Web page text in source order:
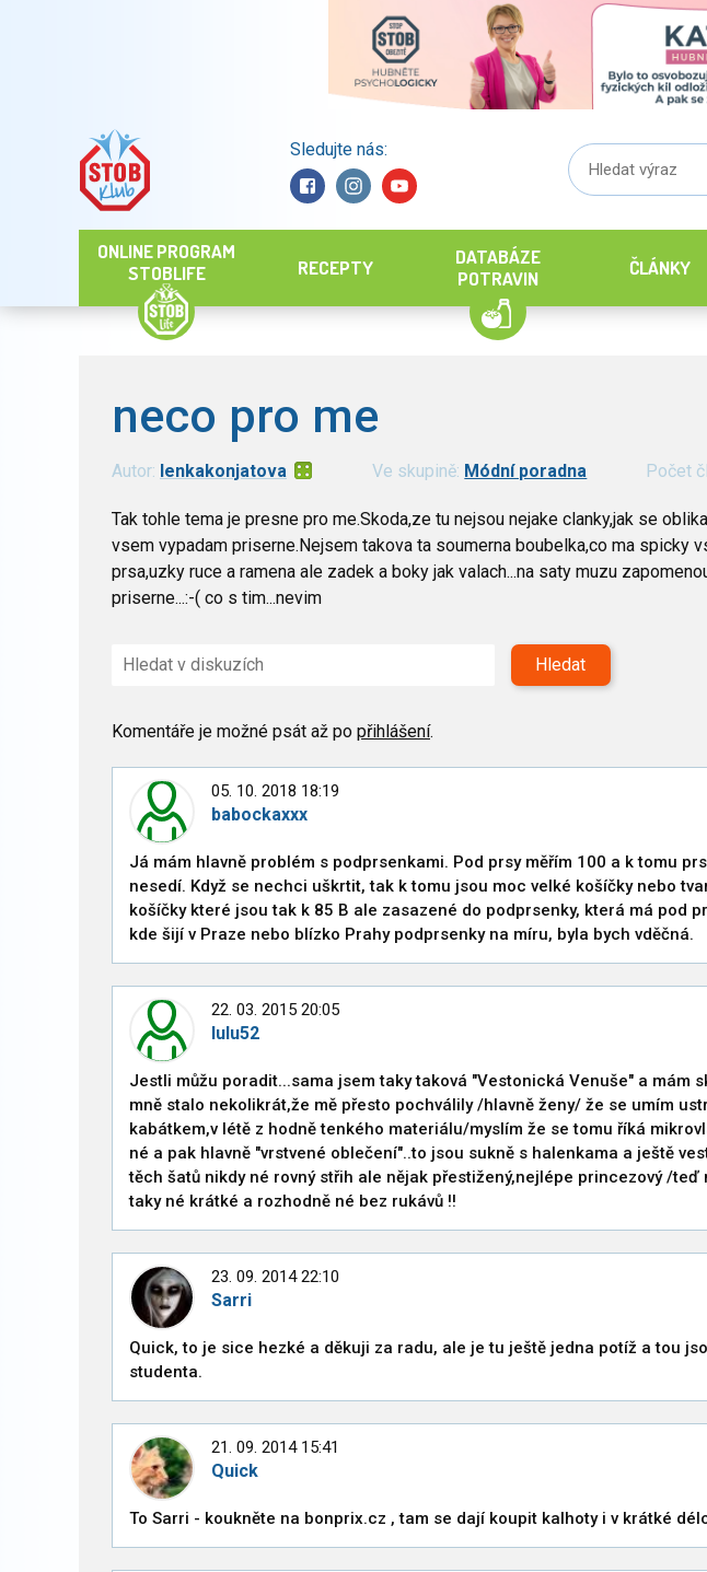
Sledujte nás:
ONLINE PROGRAM
STOBLIFE
RECEPTY
DATABÁZE
POTRAVIN
ČLÁNKY
neco pro me
Autor: lenkakonjatova Ve skupině: Módní poradna Počet
Tak tohle tema je presne pro me.Skoda,ze tu nejsou nejake clanky,jak se
vsem vypadam priserne.Nejsem takova ta soumerna boubelka,co ma spicky
prsa,uzky ruce a ramena ale zadek a boky jak valach...na saty muzu
priserne...:-( co s tim...nevim
Hledat
Komentáře je možné psát až po přihlášení.
05. 10. 2018 18:19
babockaxxx
Já mám hlavně problém s podprsenkami. Pod prsy měřím 100 a k tomu
nesedí. Když se nechci uškrtit, tak k tomu jsou moc velké košíčky nebo
košíčky které jsou tak k 85 B ale zasazené do podprsenky, která má pod
kde šijí v Praze nebo blízko Prahy podprsenky na míru, byla bych vděčná.
22. 03. 2015 20:05
lulu52
Jestli můžu poradit...sama jsem taky taková "Vestonická Venuše" a mám
mně stalo nekolikrát,že mě přesto pochválily /hlavně ženy/ že se umím
kabátkem,v létě z hodně tenkého materiálu/myslím že se tomu říká
né a pak hlavně "vrstvené oblečení"..to jsou sukně s halenkama a ještě
těch šatů nikdy né rovný střih ale nějak přestižený,nejlépe princezový /
taky né krátké a rozhodně né bez rukávů !!
23. 09. 2014 22:10
Sarri
Quick, to je sice hezké a děkuji za radu, ale je tu ještě jedna potíž a tou
studenta.
21. 09. 2014 15:41
Quick
To Sarri - koukněte na bonprix.cz , tam se dají koupit kalhoty i v krátké